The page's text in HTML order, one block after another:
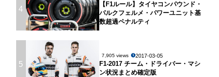
4
【F1ルール】タイヤコンパウンド・
パルクフェルメ・パワーユニット基
数超過ペナルティ
5
7,905 views 2017-03-05
F1-2017 チーム・ドライバー・マシ
ン状況まとめ確定版